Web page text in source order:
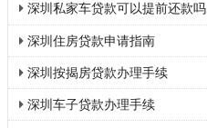
深圳私家车贷款可以提前还款吗
深圳住房贷款申请指南
深圳按揭房贷款办理手续
深圳车子贷款办理手续